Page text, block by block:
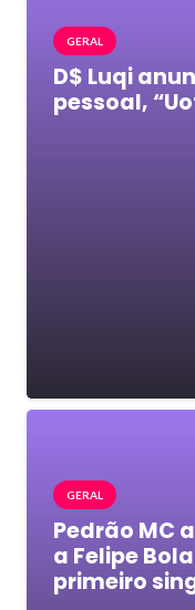
GERAL
D$ Luqi
pessoal,
GERAL
Pedrão MC
a Felipe
primeiro